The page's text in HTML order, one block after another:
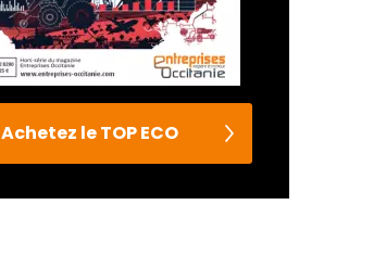
Achetez le TOP ECO